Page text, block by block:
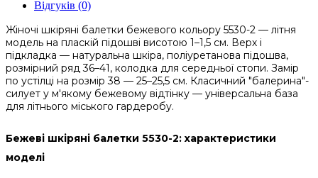
Відгуків (0)
Жіночі шкіряні балетки бежевого кольору 5530-2 — літня
модель на пласкій підошві висотою 1–1,5 см. Верх і
підкладка — натуральна шкіра, поліуретанова підошва,
розмірний ряд 36–41, колодка для середньої стопи. Замір
по устілці на розмір 38 — 25–25,5 см. Класичний "балерина"-
силует у м'якому бежевому відтінку — універсальна база
для літнього міського гардеробу.
Бежеві шкіряні балетки 5530-2: характеристики
моделі